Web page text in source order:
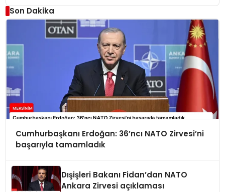
Son Dakika
Cumhurbaşkanı Erdoğan: 36’ncı NATO Zirvesi’ni
başarıyla tamamladık
Dışişleri Bakanı Fidan’dan NATO
Ankara Zirvesi açıklaması